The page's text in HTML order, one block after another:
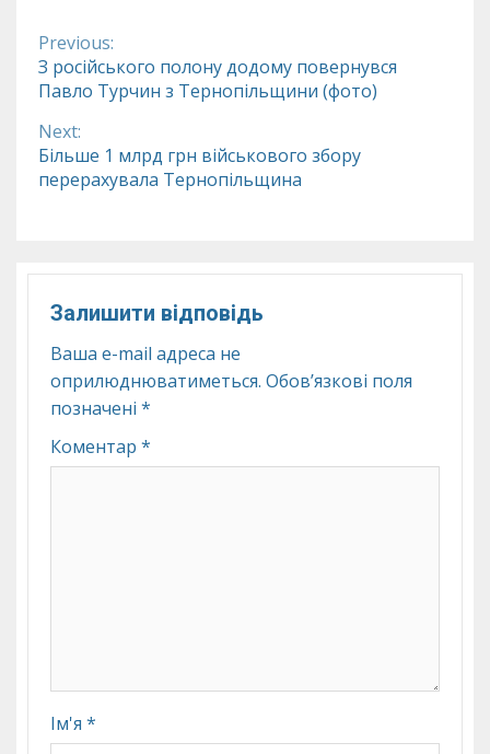
Continue
Reading
Previous:
З російського полону додому повернувся
Павло Турчин з Тернопільщини (фото)
Next:
Більше 1 млрд грн військового збору
перерахувала Тернопільщина
Залишити відповідь
Ваша e-mail адреса не
оприлюднюватиметься. Обов’язкові поля
позначені *
Коментар *
Ім'я *